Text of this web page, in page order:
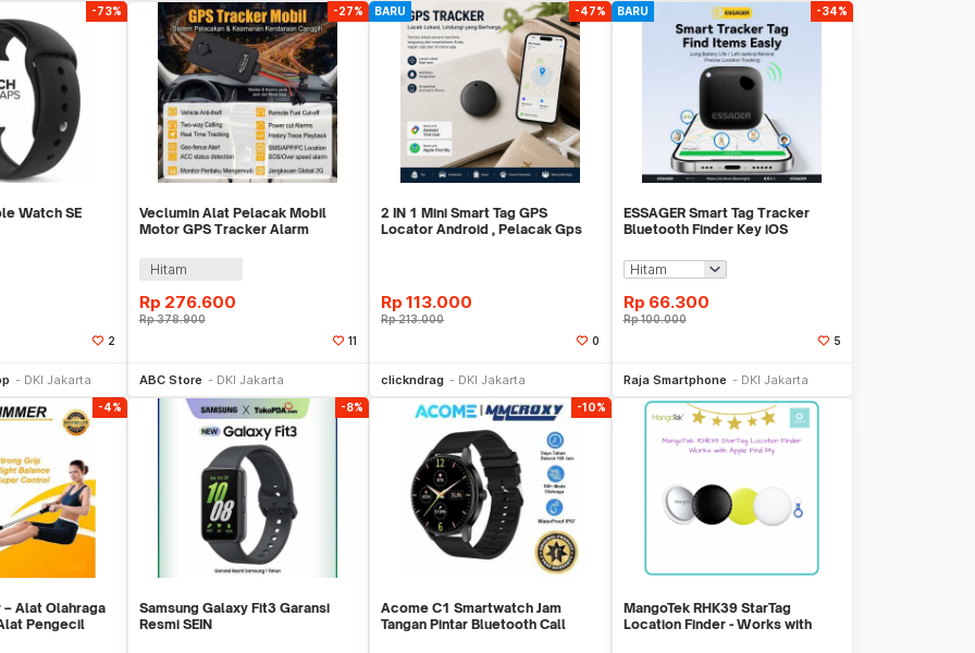
-73%
Watch SE
2
DKI Jakarta
-27%
Veclumin Alat Pelacak Mobil
Motor GPS Tracker Alarm
Hitam
Rp 276.600
Rp378.900
11
ABC Store DKI Jakarta
BARU -47%
2 IN 1 Mini Smart Tag GPS
Locator Android , Pelacak Gps
Rp 113.000
Rp213.000
0
clickndrag DKI Jakarta
BARU -34%
ESSAGER Smart Tag Tracker
Bluetooth Finder Key iOS
Rp 66.300
Rp100.000
5
Raja Smartphone DKI Jakarta
-4%
– Alat Olahraga
Pengecil
-8%
Samsung Galaxy Fit3 Garansi
Resmi SEIN
-10%
Acome C1 Smartwatch Jam
Tangan Pintar Bluetooth Call
MangoTek RHK39 StarTag
Location Finder - Works with